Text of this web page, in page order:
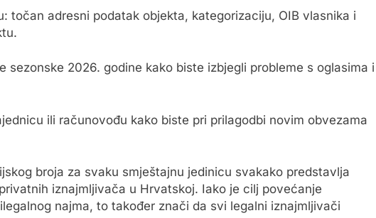
točan adresni podatak objekta, kategorizaciju, OIB vlasnika i
sezonske 2026. godine kako biste izbjegli probleme s oglasima i
ili računovođu kako biste pri prilagodbi novim obvezama
broja za svaku smještajnu jedinicu svakako predstavlja
iznajmljivača u Hrvatskoj. Iako je cilj povećanje
najma, to također znači da svi legalni iznajmljivači